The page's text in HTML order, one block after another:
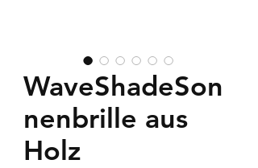
WaveShadeSon
nenbrille aus
Holz